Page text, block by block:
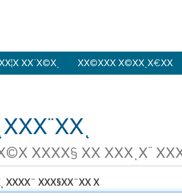
ΧΧ¨Χ©Χͺ ΧΧ©ΧΧΧ Χ©ΧΧͺΧ€ΧΧ
ΧΧΧΧ§ ΧΧ ΧΧΧͺΧ¨
ΧΧΧΧ¨ ΧΧΧ§ΧΧ¨ΧΧ Χ